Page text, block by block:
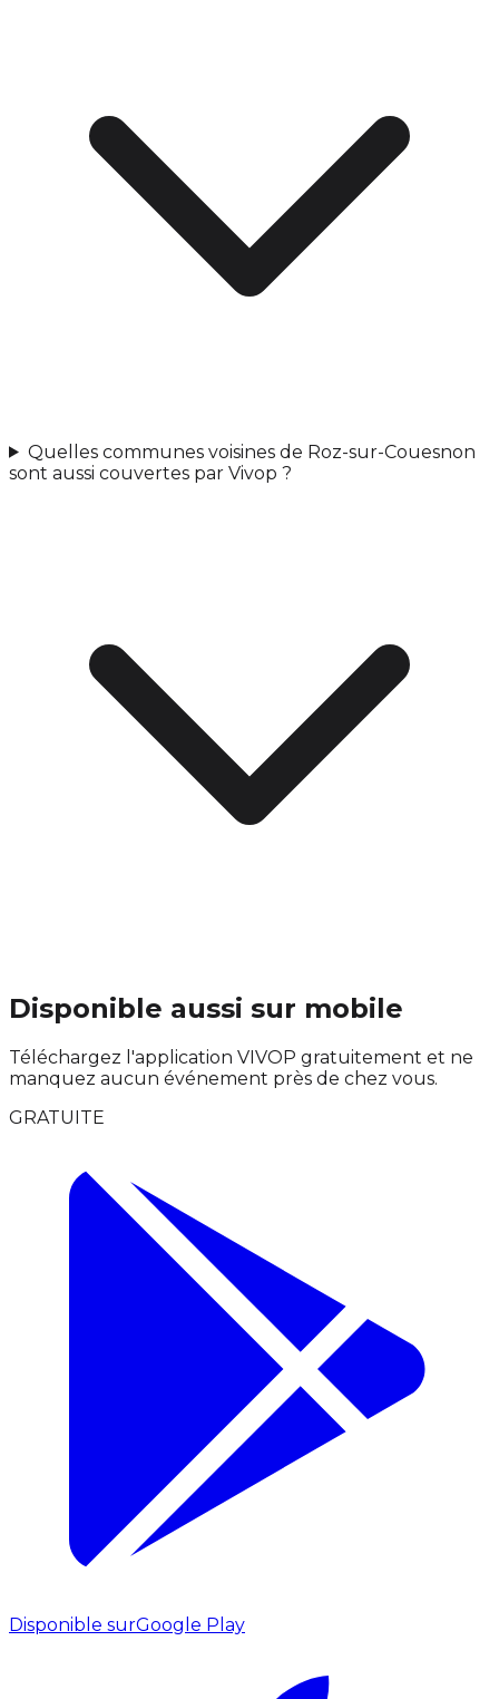
Quelles communes voisines de Roz-sur-Couesnon
sont aussi couvertes par Vivop ?
Disponible aussi sur mobile
Téléchargez l'application VIVOP gratuitement et ne
manquez aucun événement près de chez vous.
GRATUITE
Disponible surGoogle Play